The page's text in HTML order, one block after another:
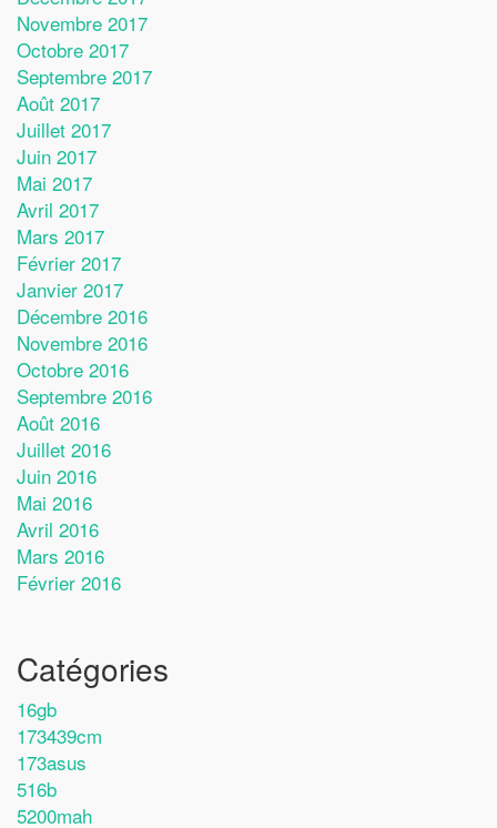
Novembre 2017
Octobre 2017
Septembre 2017
Août 2017
Juillet 2017
Juin 2017
Mai 2017
Avril 2017
Mars 2017
Février 2017
Janvier 2017
Décembre 2016
Novembre 2016
Octobre 2016
Septembre 2016
Août 2016
Juillet 2016
Juin 2016
Mai 2016
Avril 2016
Mars 2016
Février 2016
Catégories
16gb
173439cm
173asus
516b
5200mah